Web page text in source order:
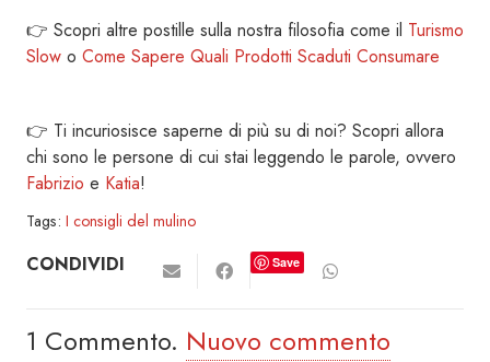
👉 Scopri altre postille sulla nostra filosofia come il Turismo
Slow o Come Sapere Quali Prodotti Scaduti Consumare
👉 Ti incuriosisce saperne di più su di noi? Scopri allora
chi sono le persone di cui stai leggendo le parole, ovvero
Fabrizio e Katia!
Tags: I consigli del mulino
CONDIVIDI Save
1 Commento. Nuovo commento